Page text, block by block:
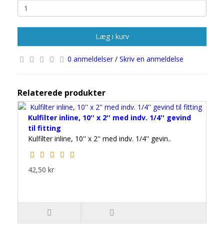
Læg i kurv
0 anmeldelser/ Skriv en anmeldelse
Relaterede produkter
Kulfilter inline, 10'' x 2'' med indv. 1/4'' gevind
til fitting
Kulfilter inline, 10'' x 2'' med indv. 1/4'' gevin..
42,50 kr